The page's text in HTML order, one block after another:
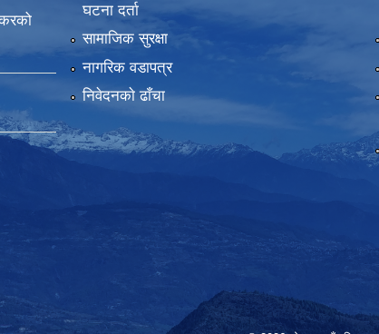
घटना दर्ता
सामाजिक सुरक्षा
नागरिक वडापत्र
निवेदनकाे ढाँचा